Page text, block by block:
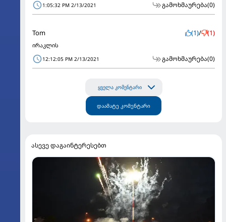
1:05:32 PM 2/13/2021 გამოხმაურება(0)
Tom (1)/ (1)
ირაკლის
12:12:05 PM 2/13/2021 გამოხმაურება(0)
ყველა კომენტარი
დაამატე კომენტარი
ასევე დაგაინტერესებთ